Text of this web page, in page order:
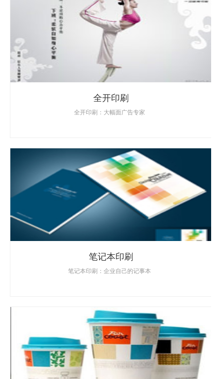
全开印刷
全开印刷：大幅面广告专家
笔记本印刷
笔记本印刷：企业自己的记事本